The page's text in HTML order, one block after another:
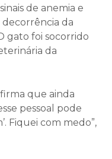
de anemia e
da
gato foi socorrido
da
que ainda
pessoal pode
Fiquei com medo”,